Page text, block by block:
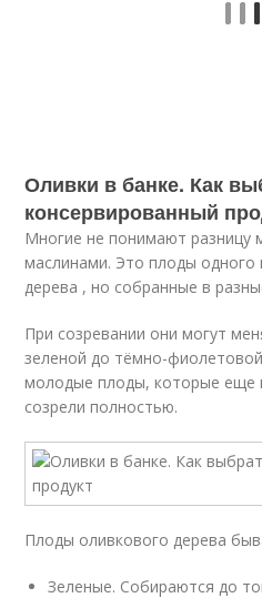
Оливки в банке. Как
консервированный
Многие не понимают разницу
маслинами. Это плоды одного
дерева , но собранные в
При созревании они могут
зеленой до тёмно-
молодые плоды, которые еще
созрели полностью.
Плоды оливкового дерева
Зеленые. Собираются до